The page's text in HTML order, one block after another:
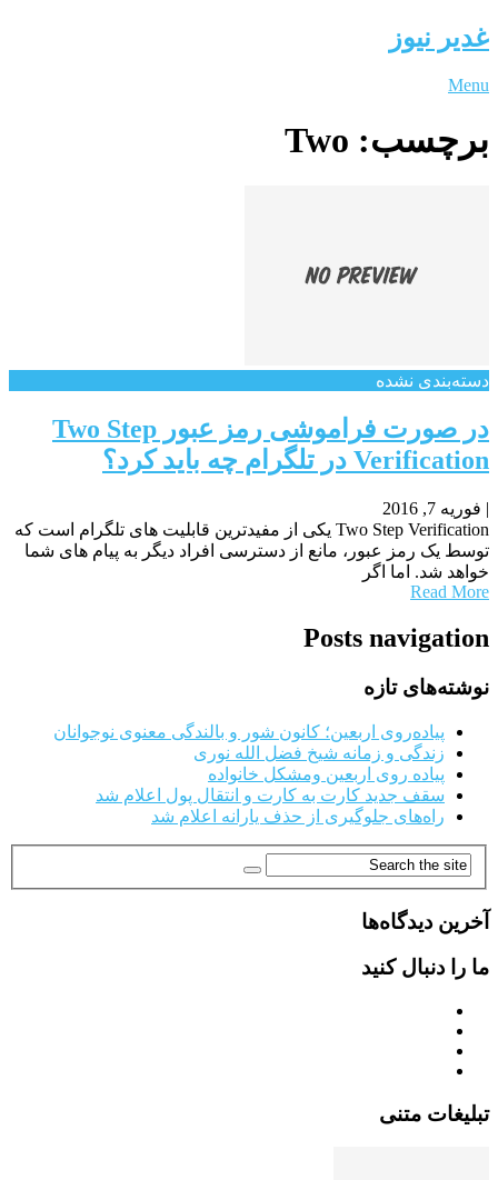
غدیر نیوز
Menu
برچسب: Two
دسته‌بندی نشده
در صورت فراموشی رمز عبور Two Step
Verification در تلگرام چه باید کرد؟
| فوریه 7, 2016
Two Step Verification یکی از مفیدترین قابلیت های تلگرام است که
توسط یک رمز عبور، مانع از دسترسی افراد دیگر به پیام های شما
خواهد شد. اما اگر
Read More
Posts navigation
نوشته‌های تازه
پیاده‌روی اربعین؛ کانون شور و بالندگی معنوی نوجوانان
زندگی و زمانه شیخ فضل الله نوری
پیاده روی اربعین ومشکل خانواده
سقف جدید کارت به کارت و انتقال پول اعلام شد
راه‌های جلوگیری از حذف یارانه اعلام شد
آخرین دیدگاه‌ها
ما را دنبال کنید
تبلیغات متنی